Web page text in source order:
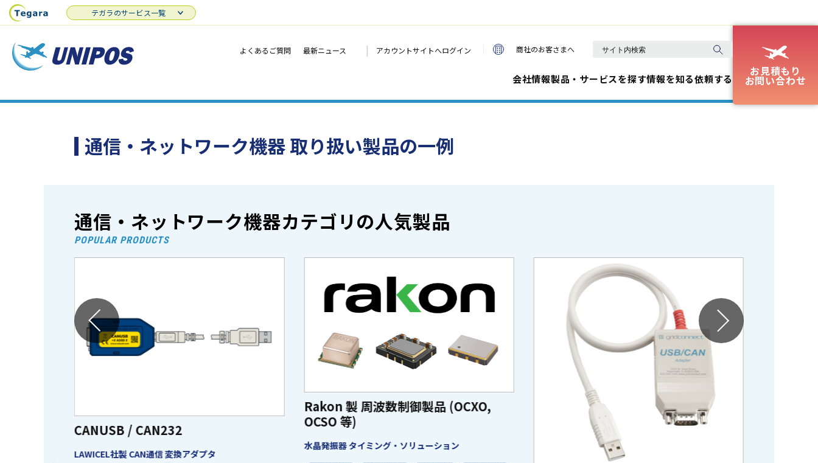
よくあるご質問 最新ニュース | アカウントサイトへログイン 商社のお客さまへ
会社情報製品・サービスを探す情報を知る依頼する
お見積もり
お問い合わせ
テガラのサービス一覧
通信・ネットワーク機器 取り扱い製品の一例
通信・ネットワーク機器カテゴリの人気製品
POPULAR PRODUCTS
CANUSB / CAN232
LAWICEL社製 CAN通信 変換アダプタ
Rakon 製 周波数制御製品 (OCXO,
OCSO 等)
水晶発振器 タイミング・ソリューション